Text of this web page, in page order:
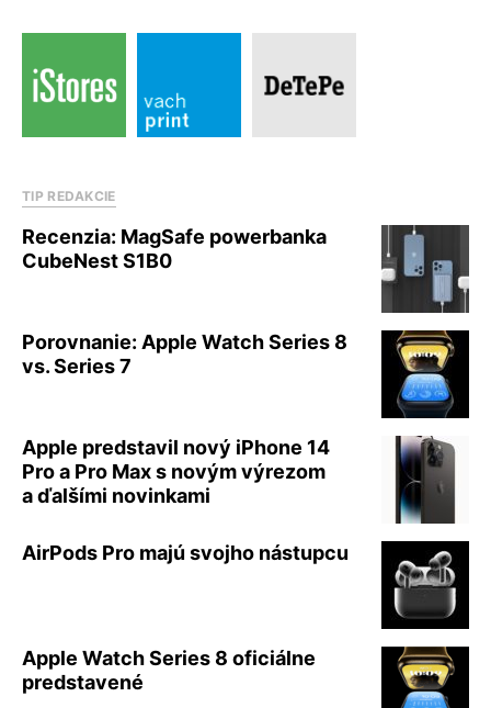
TIP REDAKCIE
Recenzia: MagSafe powerbanka
CubeNest S1B0
Porovnanie: Apple Watch Series 8
vs. Series 7
Apple predstavil nový iPhone 14
Pro a Pro Max s novým výrezom
a ďalšími novinkami
AirPods Pro majú svojho nástupcu
Apple Watch Series 8 oficiálne
predstavené